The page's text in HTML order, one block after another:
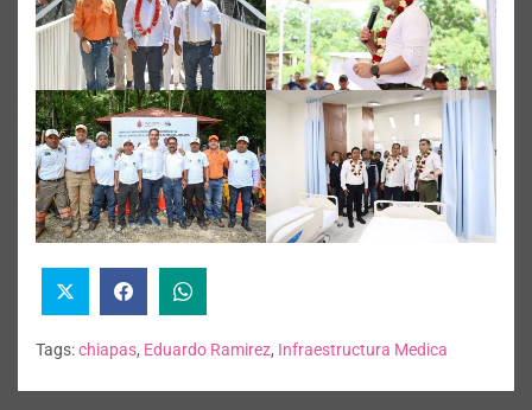
Tags:chiapas, Eduardo Ramirez, Infraestructura Medica